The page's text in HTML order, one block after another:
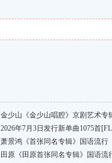
金少山《金少山唱腔》京剧艺术专
2026年7月3日发行新单曲1075首
萧景鸿《首张同名专辑》国语流行
田原《田原首张同名专辑》国语流